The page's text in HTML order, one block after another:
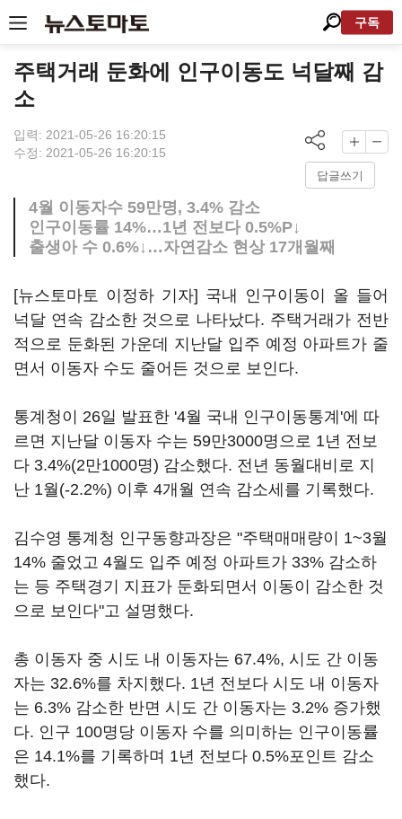
구독
주택거래 둔화에 인구이동도 넉달째 감
소
입력: 2021-05-26 16:20:15
수정: 2021-05-26 16:20:15
답글쓰기
4월 이동자수 59만명, 3.4% 감소
인구이동률 14%…1년 전보다 0.5%P↓
출생아 수 0.6%↓…자연감소 현상 17개월째
[뉴스토마토 이정하 기자] 국내 인구이동이 올 들어
넉달 연속 감소한 것으로 나타났다. 주택거래가 전반
적으로 둔화된 가운데 지난달 입주 예정 아파트가 줄
면서 이동자 수도 줄어든 것으로 보인다.
통계청이 26일 발표한 '4월 국내 인구이동통계'에 따
르면 지난달 이동자 수는 59만3000명으로 1년 전보
다 3.4%(2만1000명) 감소했다. 전년 동월대비로 지
난 1월(-2.2%) 이후 4개월 연속 감소세를 기록했다.
김수영 통계청 인구동향과장은 "주택매매량이 1~3월
14% 줄었고 4월도 입주 예정 아파트가 33% 감소하
는 등 주택경기 지표가 둔화되면서 이동이 감소한 것
으로 보인다"고 설명했다.
총 이동자 중 시도 내 이동자는 67.4%, 시도 간 이동
자는 32.6%를 차지했다. 1년 전보다 시도 내 이동자
는 6.3% 감소한 반면 시도 간 이동자는 3.2% 증가했
다. 인구 100명당 이동자 수를 의미하는 인구이동률
은 14.1%를 기록하며 1년 전보다 0.5%포인트 감소
했다.